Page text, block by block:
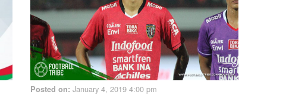
Posted on: January 4, 2019 4:00 pm